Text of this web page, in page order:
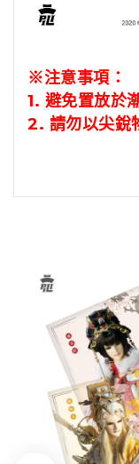
※注意事項：
1. 避免置放於
2. 請勿以尖銳